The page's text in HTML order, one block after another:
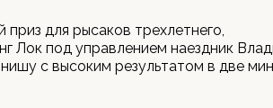
приз для рысаков трехлетнего,
Лок под управлением наездник
с высоким результатом в две